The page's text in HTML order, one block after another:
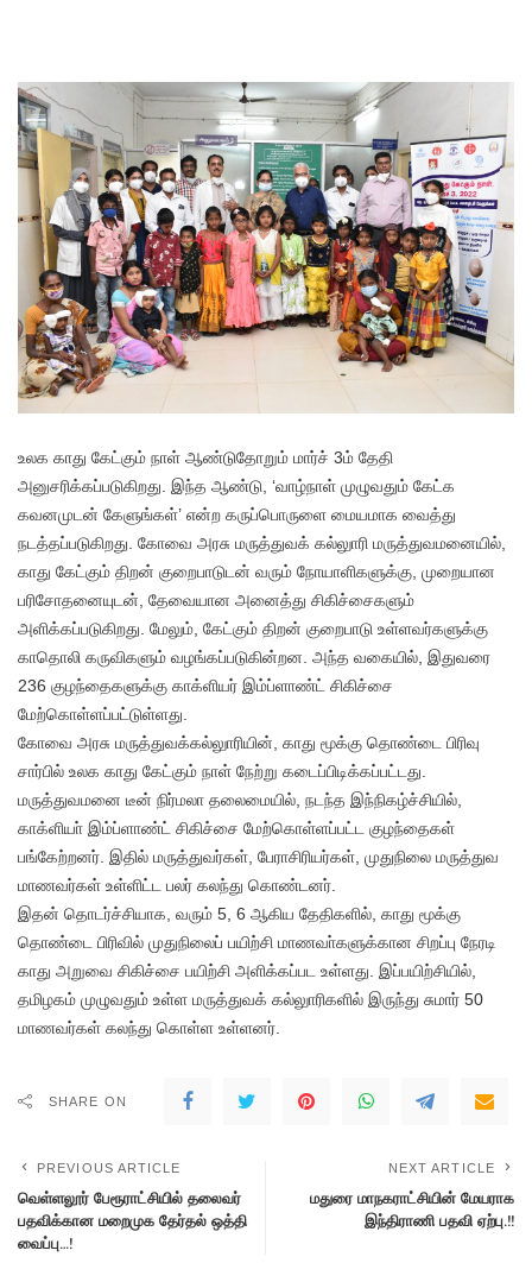
உலக காது கேட்கும் நாள் ஆண்டுதோறும் மார்ச் 3ம் தேதி
அனுசரிக்கப்படுகிறது. இந்த ஆண்டு, ‘வாழ்நாள் முழுவதும் கேட்க
கவனமுடன் கேளுங்கள்’ என்ற கருப்பொருளை மையமாக வைத்து
நடத்தப்படுகிறது. கோவை அரசு மருத்துவக் கல்லுாரி மருத்துவமனையில்,
காது கேட்கும் திறன் குறைபாடுடன் வரும் நோயாளிகளுக்கு, முறையான
பரிசோதனையுடன், தேவையான அனைத்து சிகிச்சைகளும்
அளிக்கப்படுகிறது. மேலும், கேட்கும் திறன் குறைபாடு உள்ளவர்களுக்கு
காதொலி கருவிகளும் வழங்கப்படுகின்றன. அந்த வகையில், இதுவரை
236 குழந்தைகளுக்கு காக்ளியர் இம்ப்ளாண்ட் சிகிச்சை
மேற்கொள்ளப்பட்டுள்ளது.
கோவை அரசு மருத்துவக்கல்லுாரியின், காது மூக்கு தொண்டை பிரிவு
சார்பில் உலக காது கேட்கும் நாள் நேற்று கடைப்பிடிக்கப்பட்டது.
மருத்துவமனை டீன் நிர்மலா தலைமையில், நடந்த இந்நிகழ்ச்சியில்,
காக்ளியா் இம்ப்ளாண்ட் சிகிச்சை மேற்கொள்ளப்பட்ட குழந்தைகள்
பங்கேற்றனர். இதில் மருத்துவர்கள், பேராசிரியர்கள், முதுநிலை மருத்துவ
மாணவர்கள் உள்ளிட்ட பலர் கலந்து கொண்டனர்.
இதன் தொடர்ச்சியாக, வரும் 5, 6 ஆகிய தேதிகளில், காது மூக்கு
தொண்டை பிரிவில் முதுநிலைப் பயிற்சி மாணவா்களுக்கான சிறப்பு நேரடி
காது அறுவை சிகிச்சை பயிற்சி அளிக்கப்பட உள்ளது. இப்பயிற்சியில்,
தமிழகம் முழுவதும் உள்ள மருத்துவக் கல்லுாரிகளில் இருந்து சுமார் 50
மாணவர்கள் கலந்து கொள்ள உள்ளனர்.
SHARE ON
PREVIOUS ARTICLE
வெள்ளலூர் பேரூராட்சியில் தலைவர்
பதவிக்கான மறைமுக தேர்தல் ஒத்தி
வைப்பு…!
NEXT ARTICLE
மதுரை மாநகராட்சியின் மேயராக
இந்திராணி பதவி ஏற்பு.!!